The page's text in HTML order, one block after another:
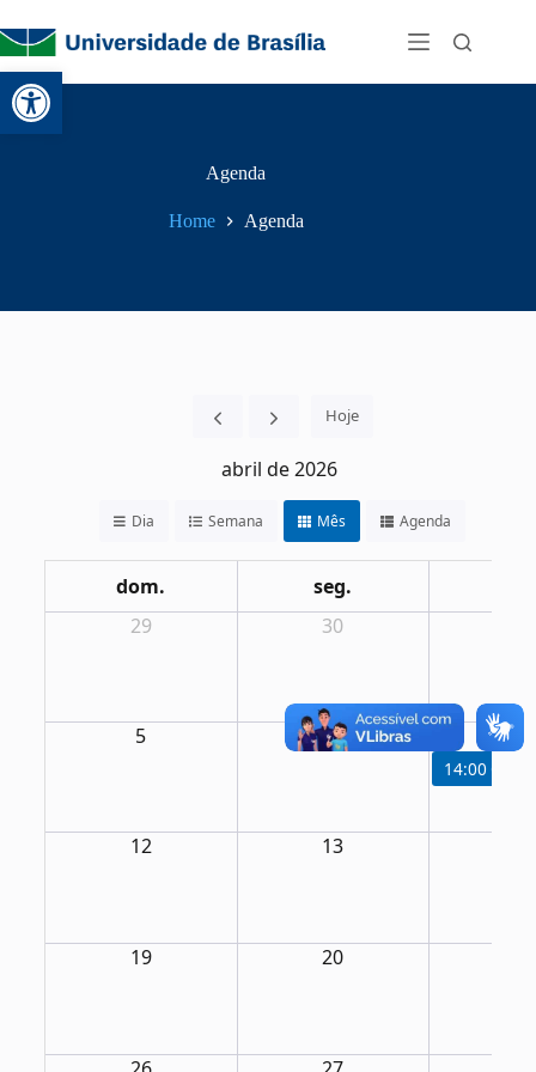
Abrir a barra de ferramentas
Agenda
Home Agenda
Hoje
abril de 2026
Dia Semana Mês Agenda
dom. seg.
29
30
5 6 7
14:00 Ciclo
12 13
19 20